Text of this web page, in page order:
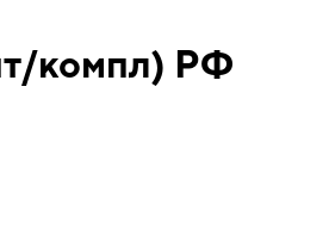
компл) РФ